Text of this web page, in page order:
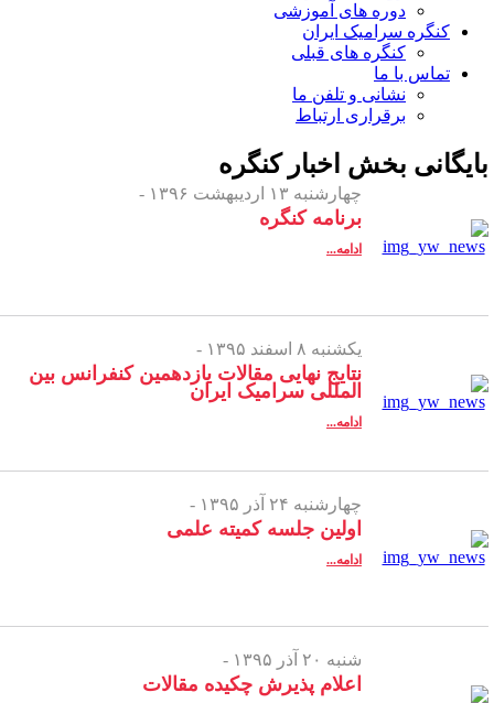
دوره های آموزشی
کنگره سرامیک ایران
کنگره های قبلی
تماس با ما
نشانی و تلفن ما
برقراری ارتباط
بخشاخبار کنگره
چهارشنبه ۱۳ اردیبهشت ۱۳۹۶ -
برنامه کنگره
ادامه...
یکشنبه ۸ اسفند ۱۳۹۵ -
نتایج نهایی مقالات یازدهمین کنفرانس بین
المللی سرامیک ایران
ادامه...
چهارشنبه ۲۴ آذر ۱۳۹۵ -
اولین جلسه کمیته علمی
ادامه...
شنبه ۲۰ آذر ۱۳۹۵ -
اعلام پذیرش چکیده مقالات